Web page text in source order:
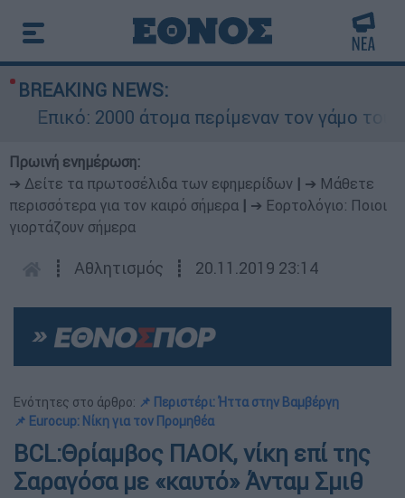
BREAKING NEWS:
Επικό: 2000 άτομα περίμεναν τον γάμο του
Πρωινή ενημέρωση:
➔ Δείτε τα πρωτοσέλιδα των εφημερίδων
➔ Μάθετε
περισσότερα για τον καιρό σήμερα
➔ Εορτολόγιο: Ποιοι
γιορτάζουν σήμερα
┋ Αθλητισμός ┋ 20.11.2019 23:14
Ενότητες στο άρθρο: 📌 Περιστέρι: Ήττα στην Βαμβέργη
📌 Eurocup: Νίκη για τον Προμηθέα
ΒCL:Θρίαμβος ΠΑΟΚ, νίκη επί της
Σαραγόσα με «καυτό» Άνταμ Σμιθ